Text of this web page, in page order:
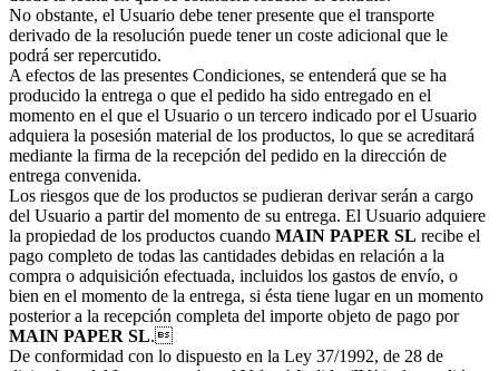
No obstante, el Usuario debe tener presente que el transporte
derivado de la resolución puede tener un coste adicional que le
podrá ser repercutido.
A efectos de las presentes Condiciones, se entenderá que se ha
producido la entrega o que el pedido ha sido entregado en el
momento en el que el Usuario o un tercero indicado por el Usuario
adquiera la posesión material de los productos, lo que se acreditará
mediante la firma de la recepción del pedido en la dirección de
entrega convenida.
Los riesgos que de los productos se pudieran derivar serán a cargo
del Usuario a partir del momento de su entrega. El Usuario adquiere
la propiedad de los productos cuando MAIN PAPER SL recibe el
pago completo de todas las cantidades debidas en relación a la
compra o adquisición efectuada, incluidos los gastos de envío, o
bien en el momento de la entrega, si ésta tiene lugar en un momento
posterior a la recepción completa del importe objeto de pago por
MAIN PAPER SL.
De conformidad con lo dispuesto en la Ley 37/1992, de 28 de